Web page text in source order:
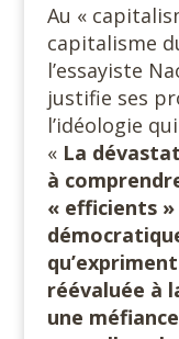
Au «
capitalisme
l’essayiste
justifie ses
l’idéologie
« La
à
« efficients
réévaluée à
une